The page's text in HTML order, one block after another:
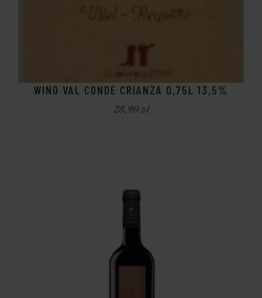
WINO VAL CONDE CRIANZA 0,75L 13,5%
28,90zł